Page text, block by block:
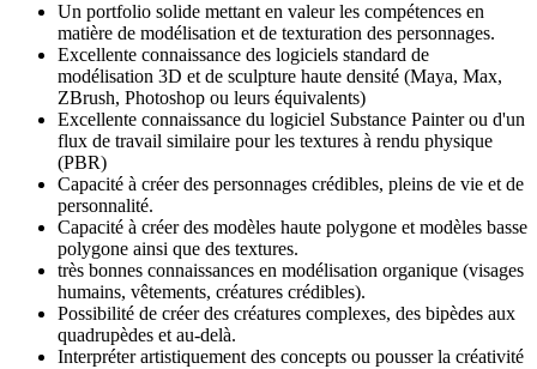
Un portfolio solide mettant en valeur les compétences en
matière de modélisation et de texturation des personnages.
Excellente connaissance des logiciels standard de
modélisation 3D et de sculpture haute densité (Maya, Max,
ZBrush, Photoshop ou leurs équivalents)
Excellente connaissance du logiciel Substance Painter ou d'un
flux de travail similaire pour les textures à rendu physique
(PBR)
Capacité à créer des personnages crédibles, pleins de vie et de
personnalité.
Capacité à créer des modèles haute polygone et modèles basse
polygone ainsi que des textures.
très bonnes connaissances en modélisation organique (visages
humains, vêtements, créatures crédibles).
Possibilité de créer des créatures complexes, des bipèdes aux
quadrupèdes et au-delà.
Interpréter artistiquement des concepts ou pousser la créativité